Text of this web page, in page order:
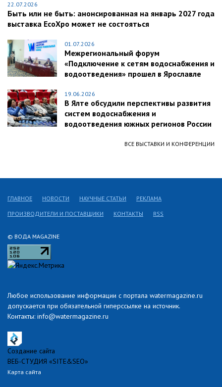
22.07.2026
Быть или не быть: анонсированная на январь 2027 года
выставка EcoXpo может не состояться
01.07.2026
Межрегиональный форум
«Подключение к сетям водоснабжения и
водоотведения» прошел в Ярославле
19.06.2026
В Ялте обсудили перспективы развития
систем водоснабжения и
водоотведения южных регионов России
ВСЕ ВЫСТАВКИ И КОНФЕРЕНЦИИ
© ВОДА MAGAZINE
Любое использование информации с портала watermagazine.ru
допускается при обязательной гиперссылке на источник.
Контакты: info@watermagazine.ru
ГЛАВНОЕ НОВОСТИ НАУЧНЫЕ СТАТЬИ РЕКЛАМА
ПРОИЗВОДИТЕЛИ И ПОСТАВЩИКИ КОНТАКТЫ RSS
Создание сайта
ВЕБ-СТУДИЯ «SITE&SEO»
Карта сайта